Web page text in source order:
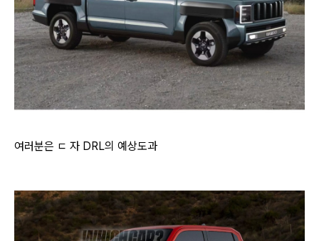
여러분은 ㄷ 자 DRL의 예상도과